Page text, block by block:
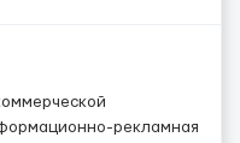
рекламная